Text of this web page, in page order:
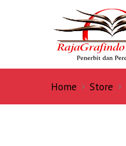
Home Store